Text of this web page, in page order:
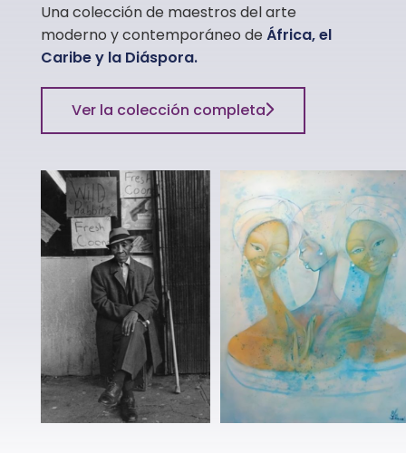
Una colección de maestros delarte
moderno ycontemporáneo de África, el
Caribe y la Diáspora.
Ver la colección completa